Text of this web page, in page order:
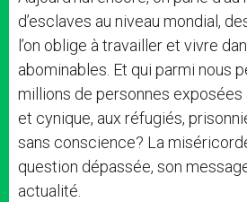
d’esclaves au niveau mondial,
l’on oblige à travailler et vivre
abominables. Et qui parmi nous
millions de personnes exposées
et cynique, aux réfugiés,
sans conscience? La
question dépassée, son
actualité.